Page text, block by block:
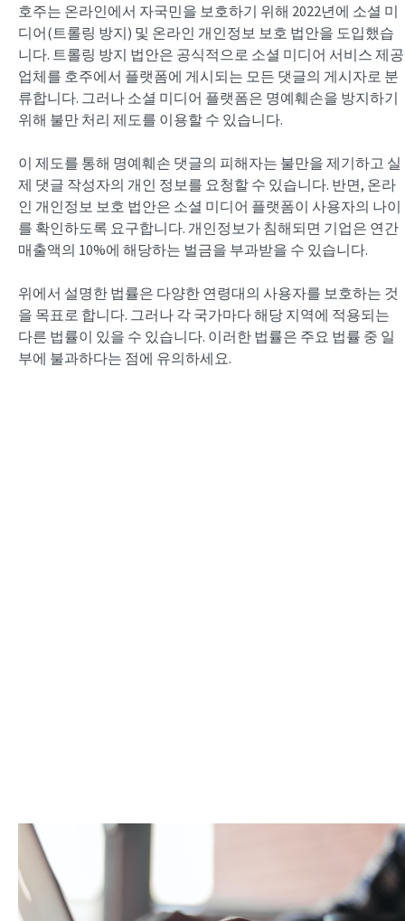
호주는 온라인에서 자국민을 보호하기 위해 2022년에 소셜 미
디어(트롤링 방지) 및 온라인 개인정보 보호 법안을 도입했습
니다. 트롤링 방지 법안은 공식적으로 소셜 미디어 서비스 제공
업체를 호주에서 플랫폼에 게시되는 모든 댓글의 게시자로 분
류합니다. 그러나 소셜 미디어 플랫폼은 명예훼손을 방지하기
위해 불만 처리 제도를 이용할 수 있습니다.
이 제도를 통해 명예훼손 댓글의 피해자는 불만을 제기하고 실
제 댓글 작성자의 개인 정보를 요청할 수 있습니다. 반면, 온라
인 개인정보 보호 법안은 소셜 미디어 플랫폼이 사용자의 나이
를 확인하도록 요구합니다. 개인정보가 침해되면 기업은 연간
매출액의 10%에 해당하는 벌금을 부과받을 수 있습니다.
위에서 설명한 법률은 다양한 연령대의 사용자를 보호하는 것
을 목표로 합니다. 그러나 각 국가마다 해당 지역에 적용되는
다른 법률이 있을 수 있습니다. 이러한 법률은 주요 법률 중 일
부에 불과하다는 점에 유의하세요.